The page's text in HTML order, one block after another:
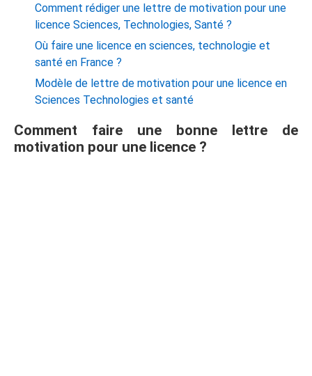
Comment rédiger une lettre de motivation pour une
licence Sciences, Technologies, Santé ?
Où faire une licence en sciences, technologie et
santé en France ?
Modèle de lettre de motivation pour une licence en
Sciences Technologies et santé
Comment faire une bonne lettre de
motivation pour une licence ?